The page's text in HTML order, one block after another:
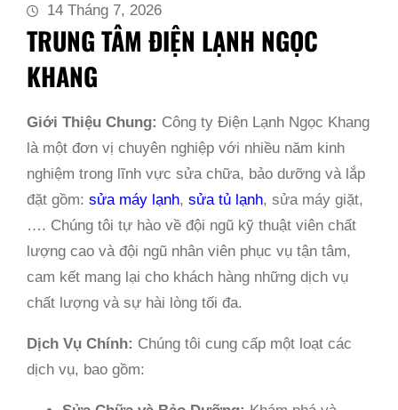
14 Tháng 7, 2026
TRUNG TÂM ĐIỆN LẠNH NGỌC
KHANG
Giới Thiệu Chung: Công ty Điện Lạnh Ngọc Khang
là một đơn vị chuyên nghiệp với nhiều năm kinh
nghiệm trong lĩnh vực sửa chữa, bảo dưỡng và lắp
đặt gồm: sửa máy lạnh, sửa tủ lạnh, sửa máy giặt,
…. Chúng tôi tự hào về đội ngũ kỹ thuật viên chất
lượng cao và đội ngũ nhân viên phục vụ tận tâm,
cam kết mang lại cho khách hàng những dịch vụ
chất lượng và sự hài lòng tối đa.
Dịch Vụ Chính: Chúng tôi cung cấp một loạt các
dịch vụ, bao gồm: